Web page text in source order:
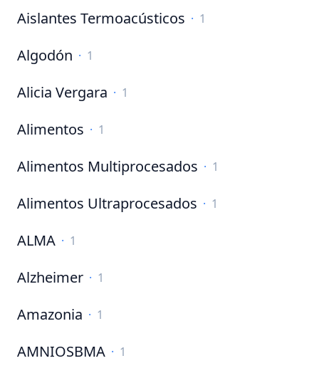
Aislantes Termoacústicos · 1
Algodón · 1
Alicia Vergara · 1
Alimentos · 1
Alimentos Multiprocesados · 1
Alimentos Ultraprocesados · 1
ALMA · 1
Alzheimer · 1
Amazonia · 1
AMNIOSBMA · 1